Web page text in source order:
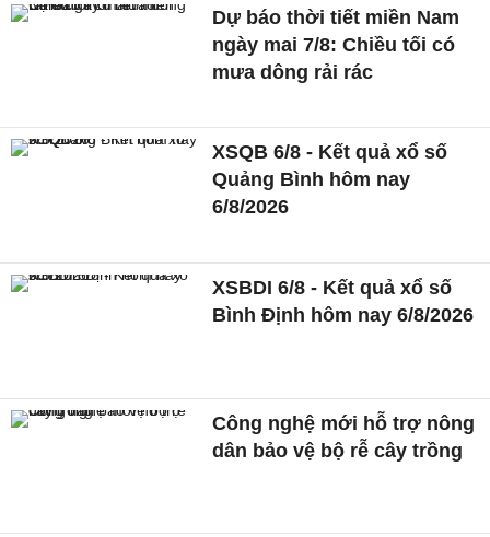
Dự báo thời tiết miền Nam
ngày mai 7/8: Chiều tối có
mưa dông rải rác
XSQB 6/8 - Kết quả xổ số
Quảng Bình hôm nay
6/8/2026
XSBDI 6/8 - Kết quả xổ số
Bình Định hôm nay 6/8/2026
Công nghệ mới hỗ trợ nông
dân bảo vệ bộ rễ cây trồng